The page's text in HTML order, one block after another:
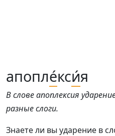
апопле́кси́я
В слове апоплексия
разные слоги.
Знаете ли вы ударение в